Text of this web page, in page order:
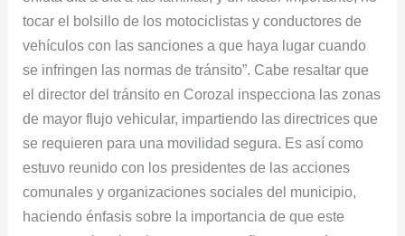
tocar el bolsillo de los motociclistas y conductores de
vehículos con las sanciones a que haya lugar cuando
se infringen las normas de tránsito”. Cabe resaltar que
el director del tránsito en Corozal inspecciona las zonas
de mayor flujo vehicular, impartiendo las directrices que
se requieren para una movilidad segura. Es así como
estuvo reunido con los presidentes de las acciones
comunales y organizaciones sociales del municipio,
haciendo énfasis sobre la importancia de que este